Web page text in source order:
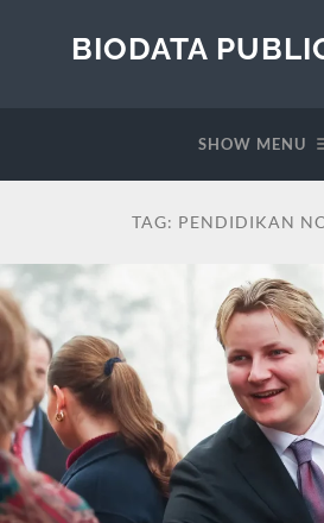
BIODATA
SHOW MENU
TAG: PENDIDIKAN